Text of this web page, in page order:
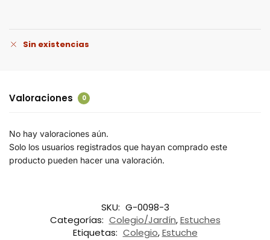
Sin existencias
Valoraciones 0
No hay valoraciones aún.
Solo los usuarios registrados que hayan comprado este
producto pueden hacer una valoración.
SKU: G-0098-3
Categorías: Colegio/Jardín,Estuches
Etiquetas: Colegio,Estuche